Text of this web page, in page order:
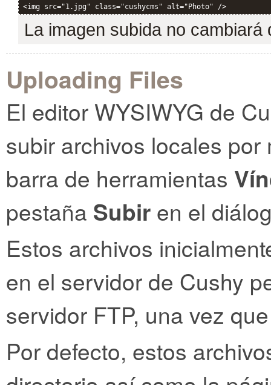
<img src="1.jpg" class="cushycms" alt="Photo" />
La imagen subida no cambiará
Uploading Files
El editor WYSIWYG de
subir archivos locales
barra de herramientas
pestaña Subir en el
Estos archivos
en el servidor de Cushy
servidor FTP, una vez
Por defecto, estos